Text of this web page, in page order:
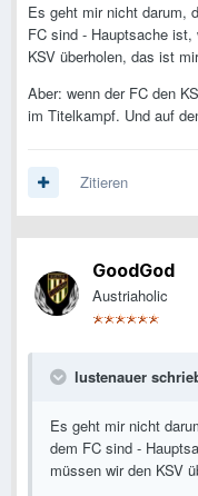
Es geht mir nicht darum,
FC sind - Hauptsache
KSV überholen, das ist
Aber: wenn der FC den
im Titelkampf. Und auf
Zitieren
GoodGod
Austriaholic
lustenauer
Es geht mir nicht
dem FC sind -
müssen wir den KSV